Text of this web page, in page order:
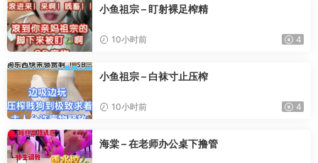
小鱼祖宗 – 盯射裸足榨精
10小时前 4
小鱼祖宗 – 白袜寸止压榨
10小时前 4
海棠 – 在老师办公桌下撸管